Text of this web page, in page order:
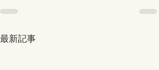
最新記事